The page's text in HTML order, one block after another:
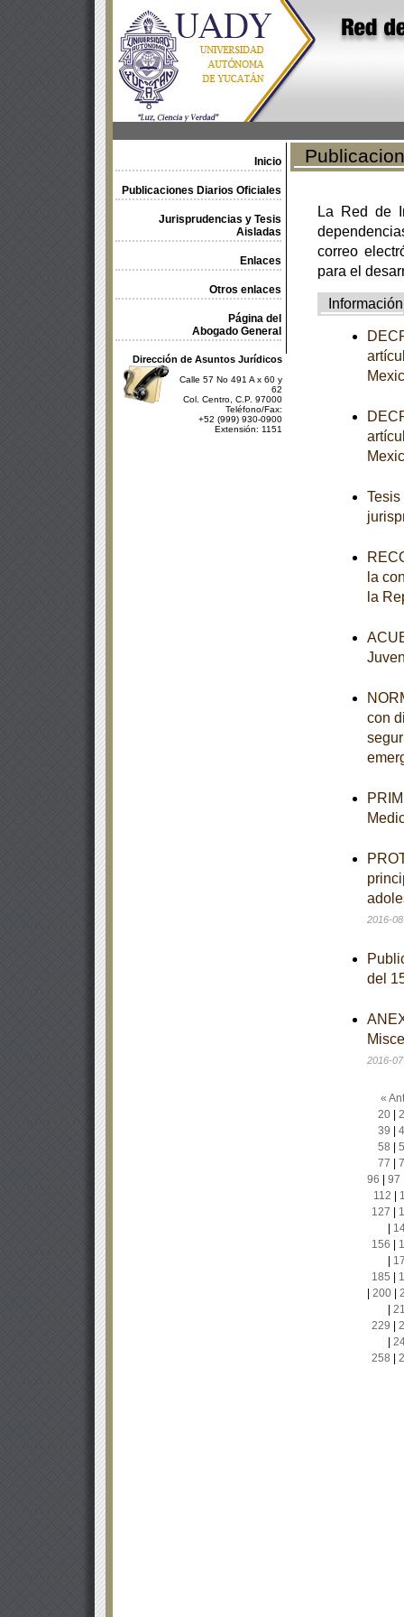
Inicio
Publicaciones Diarios Oficiales
Jurisprudencias y Tesis
Aisladas
Enlaces
Otros enlaces
Página del
Abogado General
Dirección de Asuntos Jurídicos
Calle 57 No 491 A x 60 y
62
Col. Centro, C.P. 97000
Teléfono/Fax:
+52 (999) 930-0900
Extensión: 1151
La Red de
correo
para el
Información
la
la
con
2016-
del
2016-
«
20|
39
58
77
96
97
112
127
156
185
200|
229
258